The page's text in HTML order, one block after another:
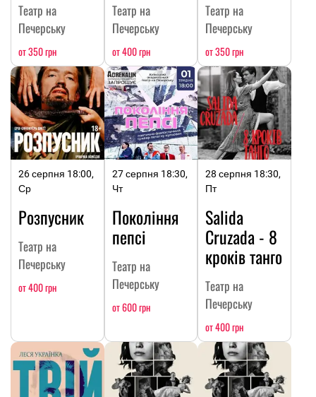
Театр на
Печерську
от 350 грн
Театр на
Печерську
от 400 грн
Театр на
Печерську
от 350 грн
26 серпня 18:00,
Ср
Розпусник
Театр на
Печерську
от 400 грн
27 серпня 18:30,
Чт
Покоління
пепсі
Театр на
Печерську
от 600 грн
28 серпня 18:30,
Пт
Salida
Cruzada - 8
кроків танго
Театр на
Печерську
от 400 грн